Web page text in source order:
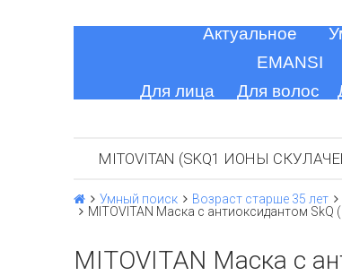
Актуальное
EMANSI
Для лица
Для волос
MITOVITAN (SKQ1 ИОНЫ
Умный поиск Возраст старше 35 лет
MITOVITAN Маска с антиоксидантом SkQ
MITOVITAN Маска с